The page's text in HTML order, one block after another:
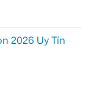
2026 Uy Tín